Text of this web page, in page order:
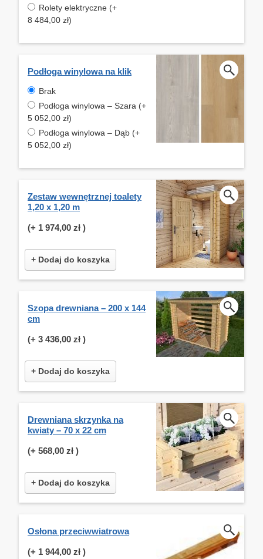
Rolety elektryczne (+
8 484,00 zł)
Podłoga winylowa na klik
Brak
Podłoga winylowa – Szara (+
5 052,00 zł)
Podłoga winylowa – Dąb (+
5 052,00 zł)
Zestaw wewnętrznej toalety
1,20 x 1,20 m
(+ 1 974,00 zł )
+ Dodaj do koszyka
Szopa drewniana – 200 x 144
cm
(+ 3 436,00 zł )
+ Dodaj do koszyka
Drewniana skrzynka na
kwiaty – 70 x 22 cm
(+ 568,00 zł )
+ Dodaj do koszyka
Osłona przeciwwiatrowa
(+ 1 944,00 zł )